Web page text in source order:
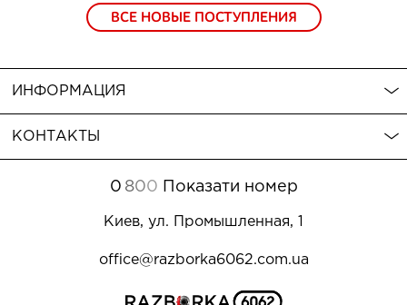
ВСЕ НОВЫЕ ПОСТУПЛЕНИЯ
ИНФОРМАЦИЯ
КОНТАКТЫ
0 800 Показати номер
Киев, ул. Промышленная, 1
office@razborka6062.com.ua